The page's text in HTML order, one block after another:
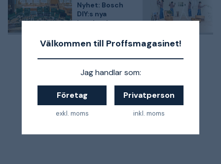
Välkommen till Proffsmagasinet!
Jag handlar som:
Företag
exkl. moms
Privatperson
inkl. moms
Nyhet: Bosch
DIY:s nya
handverktyg
ergonomi och
kvalitet